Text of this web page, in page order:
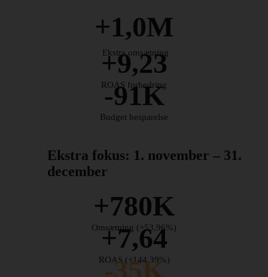
+1,0M
Ekstra omsætning
+9,23
ROAS forbedring
-91K
Budget besparelse
Ekstra fokus: 1. november – 31.
december
+780K
Omsætning (+53,96%)
+7,64
ROAS (+144,39%)
-35K